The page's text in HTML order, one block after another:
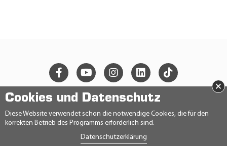
Cookies und Datenschutz
Diese Website verwendet schon die notwendige Cookies, die für den
korrekten Betrieb des Programms erforderlich sind.
Datenschutzerklärung
×
DATENSCHUTZERKLÄRUNG